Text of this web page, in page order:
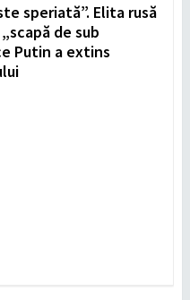
speriată”. Elita rusă
de sub
Putin a extins